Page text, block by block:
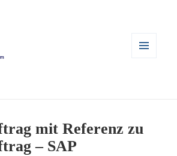
mit Referenz zu
– SAP